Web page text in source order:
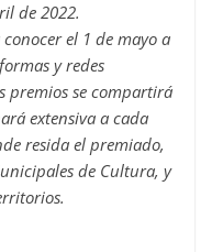
de 2022.
el 1 de mayo a
y redes
premios se compartirá
extensiva a cada
resida el premiado,
de Cultura, y